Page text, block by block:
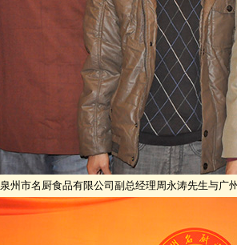
泉州市名厨食品有限公司副总经理周永涛先生与广